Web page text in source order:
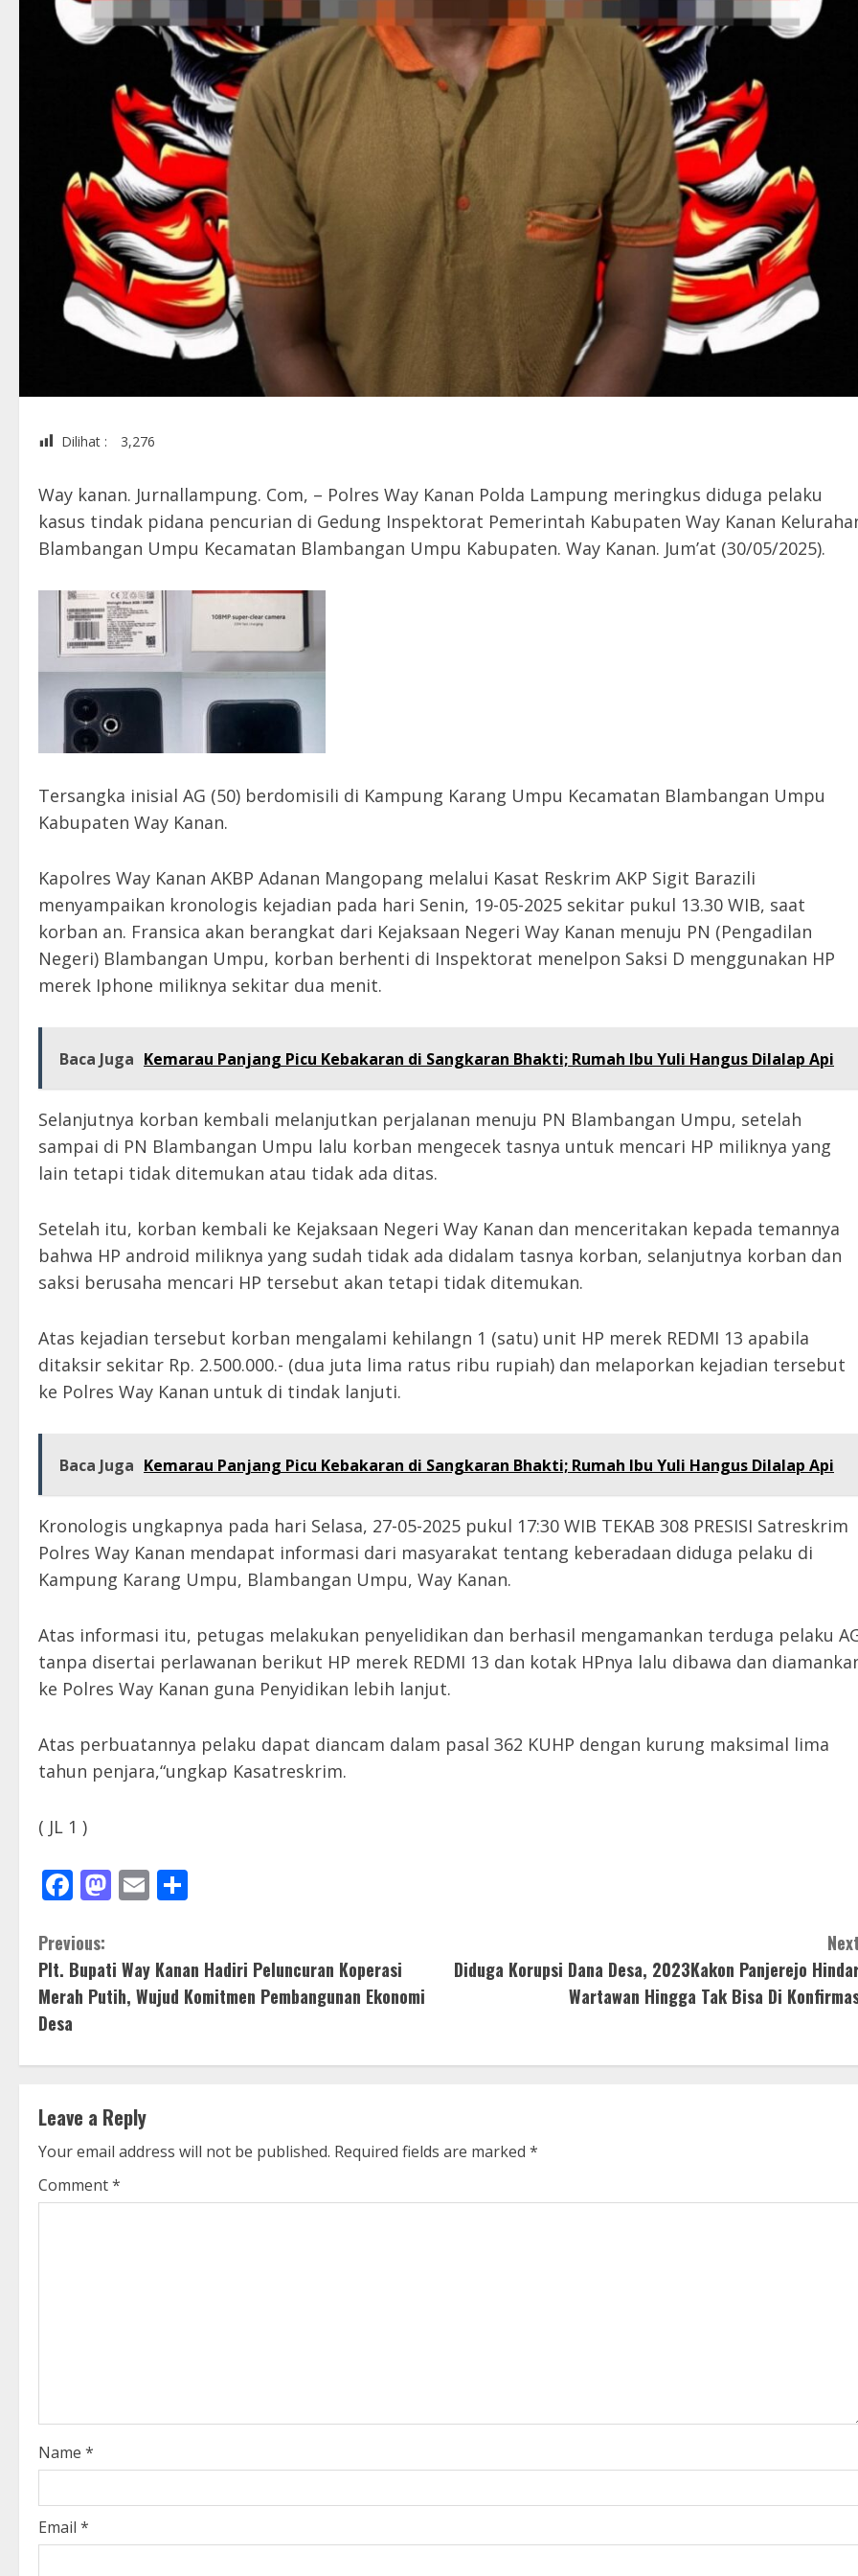
Dilihat : 3,276
Way kanan. Jurnallampung. Com, – Polres Way Kanan Polda Lampung meringkus diduga pelaku
kasus tindak pidana pencurian di Gedung Inspektorat Pemerintah Kabupaten Way Kanan
Blambangan Umpu Kecamatan Blambangan Umpu Kabupaten. Way Kanan. Jum’at (30/05/2025).
Tersangka inisial AG (50) berdomisili di Kampung Karang Umpu Kecamatan Blambangan Umpu
Kabupaten Way Kanan.
Kapolres Way Kanan AKBP Adanan Mangopang melalui Kasat Reskrim AKP Sigit Barazili
menyampaikan kronologis kejadian pada hari Senin, 19-05-2025 sekitar pukul 13.30 WIB, saat
korban an. Fransica akan berangkat dari Kejaksaan Negeri Way Kanan menuju PN (Pengadilan
Negeri) Blambangan Umpu, korban berhenti di Inspektorat menelpon Saksi D menggunakan HP
merek Iphone miliknya sekitar dua menit.
Baca Juga Kemarau Panjang Picu Kebakaran di Sangkaran Bhakti; Rumah Ibu Yuli Hangus Dilalap Api
Selanjutnya korban kembali melanjutkan perjalanan menuju PN Blambangan Umpu, setelah
sampai di PN Blambangan Umpu lalu korban mengecek tasnya untuk mencari HP miliknya yang
lain tetapi tidak ditemukan atau tidak ada ditas.
Setelah itu, korban kembali ke Kejaksaan Negeri Way Kanan dan menceritakan kepada temannya
bahwa HP android miliknya yang sudah tidak ada didalam tasnya korban, selanjutnya korban dan
saksi berusaha mencari HP tersebut akan tetapi tidak ditemukan.
Atas kejadian tersebut korban mengalami kehilangn 1 (satu) unit HP merek REDMI 13 apabila
ditaksir sekitar Rp. 2.500.000.- (dua juta lima ratus ribu rupiah) dan melaporkan kejadian tersebut
ke Polres Way Kanan untuk di tindak lanjuti.
Baca Juga Kemarau Panjang Picu Kebakaran di Sangkaran Bhakti; Rumah Ibu Yuli Hangus Dilalap Api
Kronologis ungkapnya pada hari Selasa, 27-05-2025 pukul 17:30 WIB TEKAB 308 PRESISI Satreskrim
Polres Way Kanan mendapat informasi dari masyarakat tentang keberadaan diduga pelaku di
Kampung Karang Umpu, Blambangan Umpu, Way Kanan.
Atas informasi itu, petugas melakukan penyelidikan dan berhasil mengamankan terduga pelaku
tanpa disertai perlawanan berikut HP merek REDMI 13 dan kotak HPnya lalu dibawa dan
ke Polres Way Kanan guna Penyidikan lebih lanjut.
Atas perbuatannya pelaku dapat diancam dalam pasal 362 KUHP dengan kurung maksimal lima
tahun penjara,“ungkap Kasatreskrim.
( JL 1 )
Facebook
Mastodon
Email
C
o
n
t
i
n
u
i
n
g
Previous:
Plt. Bupati Way Kanan Hadiri Peluncuran Koperasi
Merah Putih, Wujud Komitmen Pembangunan Ekonomi
Desa
Diduga Korupsi Dana Desa, 2023Kakon Panjerejo
Wartawan Hingga Tak Bisa Di
Leave a Reply
Your email address will not be published. Required fields are marked *
Comment*
Name *
Email *